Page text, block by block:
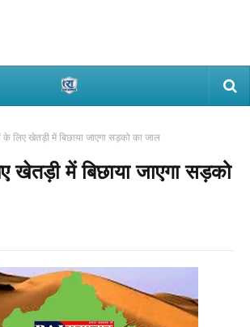
के लिए खेतड़ी में बिछाया जाएगा सड़को का जाल
खेतड़ी में बिछाया जाएगा सड़को